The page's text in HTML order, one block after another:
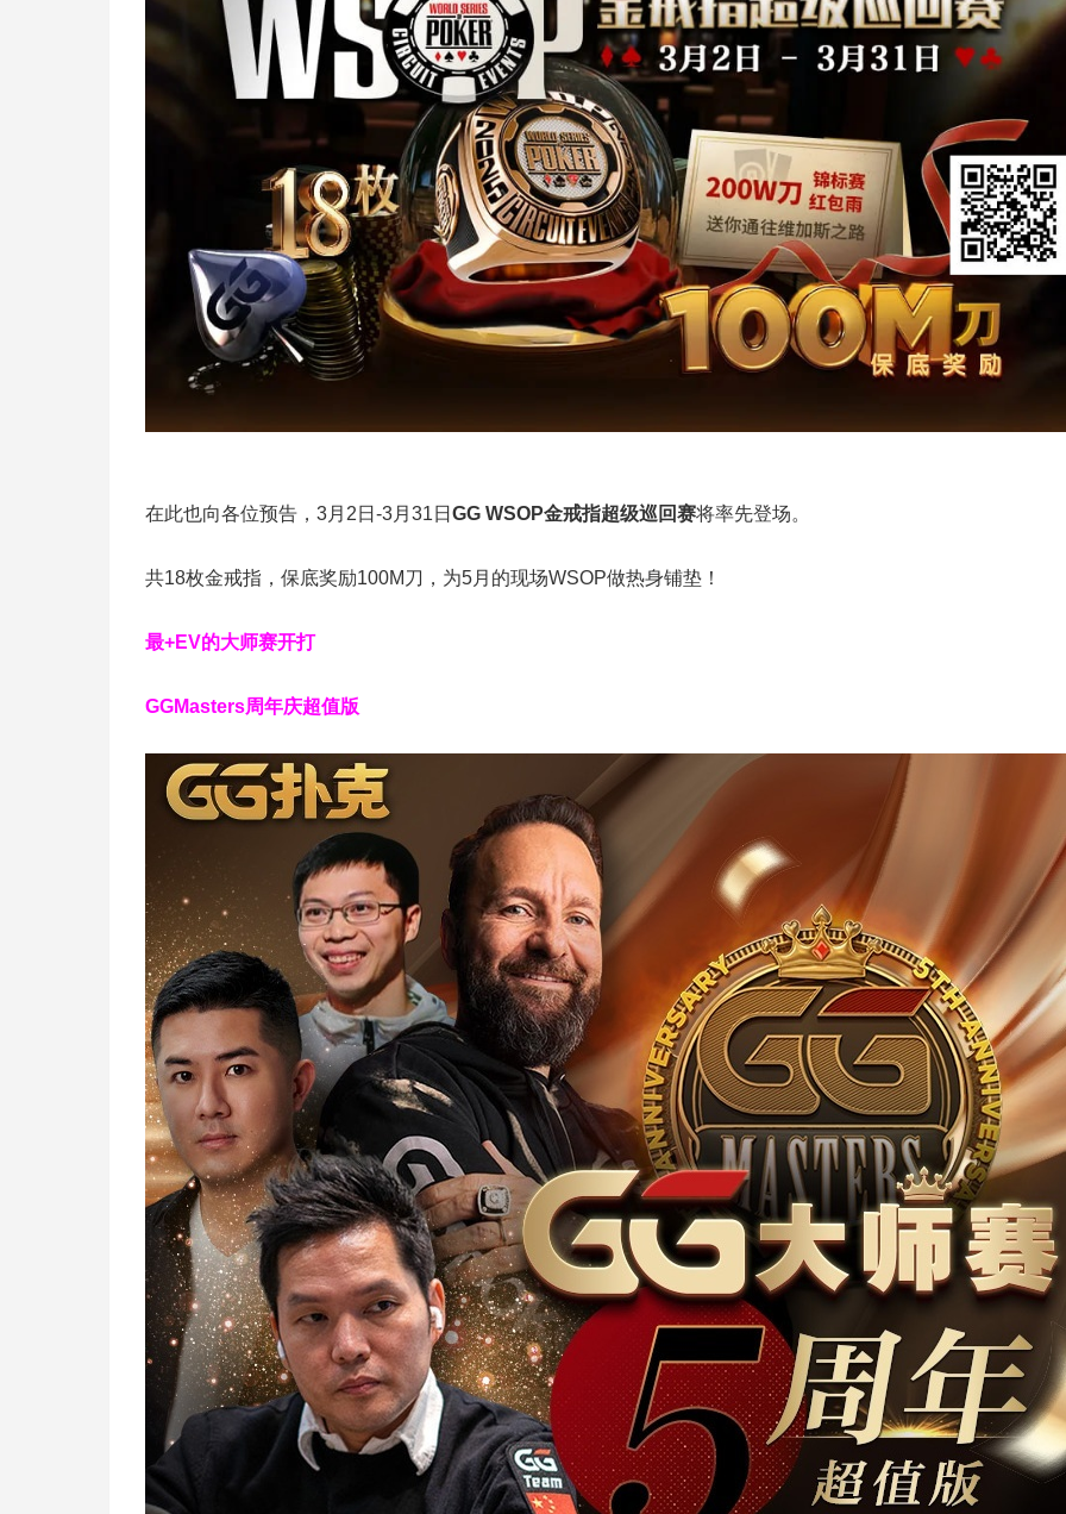
在此也向各位预告，3月2日-3月31日 GG WSOP金戒指超级巡回赛将率先登场。
共18枚金戒指，保底奖励100M刀，为5月的现场WSOP做热身铺垫！
最+EV的大师赛开打
GGMasters周年庆超值版